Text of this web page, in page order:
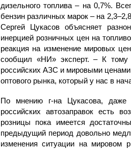
дизельного топлива – на 0,7%.
бензин различных марок – на
Сергей Цукасов объясняет
инерцией розничных цен на
реакция на изменение мировых
сообщил «НИ» эксперт. – К
российских АЗС и мировыми
оптового рынка, который у нас в
По мнению г-на Цукасова,
российских автозаправок есть
розницы пока имеется
предыдущий период довольно
изменения ситуации на мировом